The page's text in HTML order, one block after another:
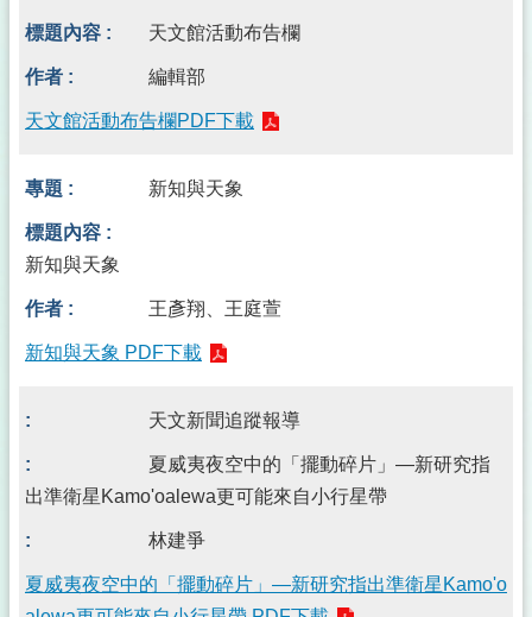
天文館活動布告欄
編輯部
天文館活動布告欄PDF下載
新知與天象
新知與天象
王彥翔、王庭萱
新知與天象 PDF下載
天文新聞追蹤報導
夏威夷夜空中的「擺動碎片」—新研究指
出準衛星Kamo'oalewa更可能來自小行星帶
林建爭
夏威夷夜空中的「擺動碎片」—新研究指出準衛星Kamo'o